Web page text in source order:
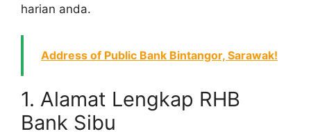
harian anda.
Address of Public Bank Bintangor, Sarawak!
1. Alamat Lengkap RHB
Bank Sibu